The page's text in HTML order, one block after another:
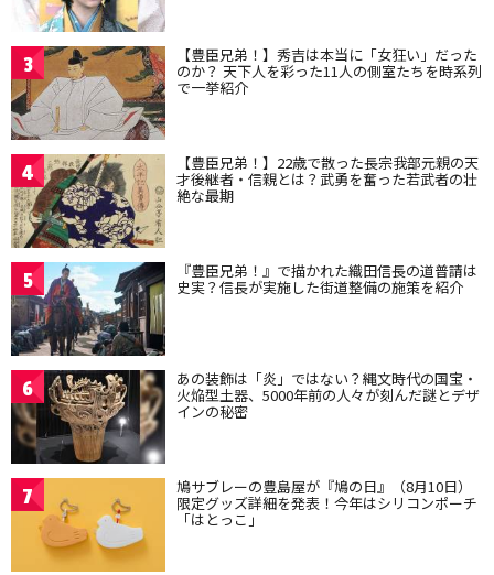
3 【豊臣兄弟！】秀吉は本当に「女狂い」だった
のか？ 天下人を彩った11人の側室たちを時系列
で一挙紹介
4 【豊臣兄弟！】22歳で散った長宗我部元親の天
才後継者・信親とは？武勇を奮った若武者の壮
絶な最期
5 『豊臣兄弟！』で描かれた織田信長の道普請は
史実？信長が実施した街道整備の施策を紹介
6 あの装飾は「炎」ではない？縄文時代の国宝・
火焔型土器、5000年前の人々が刻んだ謎とデザ
インの秘密
7 鳩サブレーの豊島屋が『鳩の日』（8月10日）
限定グッズ詳細を発表！今年はシリコンポーチ
「はとっこ」